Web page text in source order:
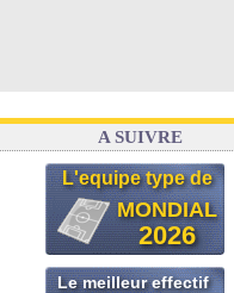
A SUIVRE
L'equipe type de
MONDIAL
2026
Le meilleur effectif